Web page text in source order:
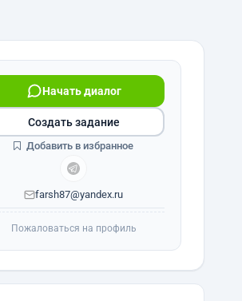
Начать диалог
farsh87@yandex.ru
Создать задание
Добавить в избранное
Пожаловаться на профиль